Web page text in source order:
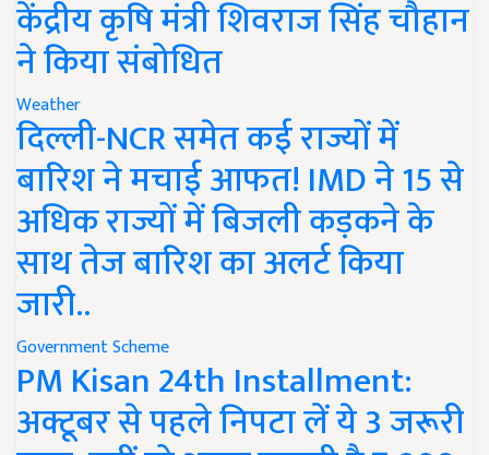
केंद्रीय कृषि मंत्री शिवराज सिंह चौहान
ने किया संबोधित
Weather
दिल्ली-NCR समेत कई राज्यों में
बारिश ने मचाई आफत! IMD ने 15 से
अधिक राज्यों में बिजली कड़कने के
साथ तेज बारिश का अलर्ट किया
जारी..
Government Scheme
PM Kisan 24th Installment:
अक्टूबर से पहले निपटा लें ये 3 जरूरी